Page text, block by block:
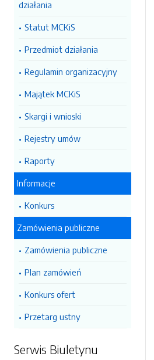
działania
Statut MCKiS
Przedmiot działania
Regulamin organizacyjny
Majątek MCKiS
Skargi i wnioski
Rejestry umów
Raporty
Informacje
Konkurs
Zamówienia publiczne
Zamówienia publiczne
Plan zamówień
Konkurs ofert
Przetarg ustny
Serwis Biuletynu